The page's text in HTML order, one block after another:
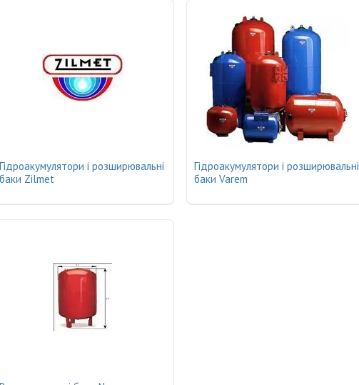
Гідроакумулятори і розширювальні
баки Zilmet
Гідроакумулятори і розширювальні
баки Varem